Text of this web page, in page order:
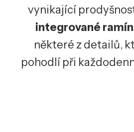
vynikající
integrované
některé z detailů,
pohodlí při